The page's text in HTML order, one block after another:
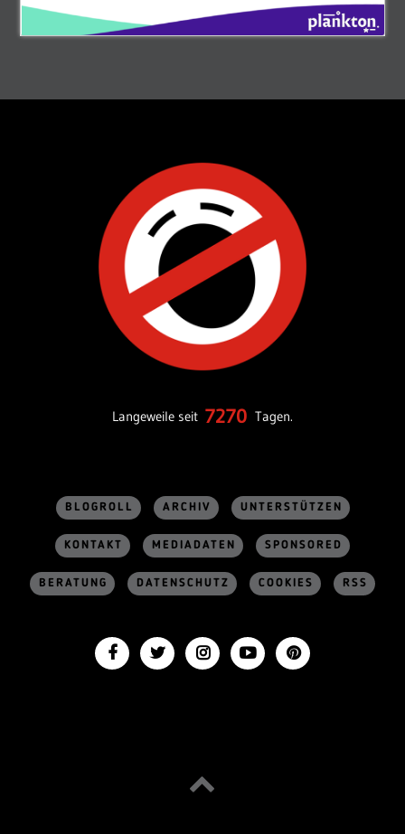
Langeweile seit 7270 Tagen.
BLOGROLL ARCHIV UNTERSTÜTZEN
KONTAKT MEDIADATEN SPONSORED
BERATUNG DATENSCHUTZ COOKIES RSS